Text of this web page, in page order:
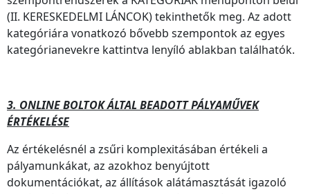
(II. KERESKEDELMI LÁNCOK) tekinthetők meg. Az adott
kategóriára vonatkozó bővebb szempontok az egyes
kategórianevekre kattintva lenyíló ablakban találhatók.
3. ONLINE BOLTOK ÁLTAL BEADOTT PÁLYAMŰVEK
ÉRTÉKELÉSE
Az értékelésnél a zsűri komplexitásában értékeli a
pályamunkákat, az azokhoz benyújtott
dokumentációkat, az állítások alátámasztását igazoló